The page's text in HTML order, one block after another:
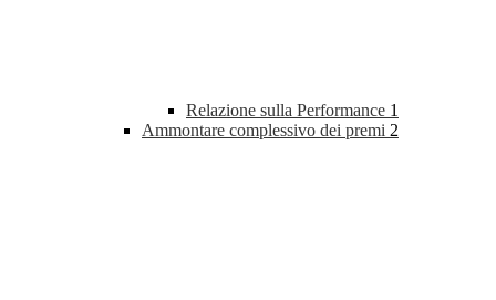
Relazione sulla Performance 1
Ammontare complessivo dei premi 2